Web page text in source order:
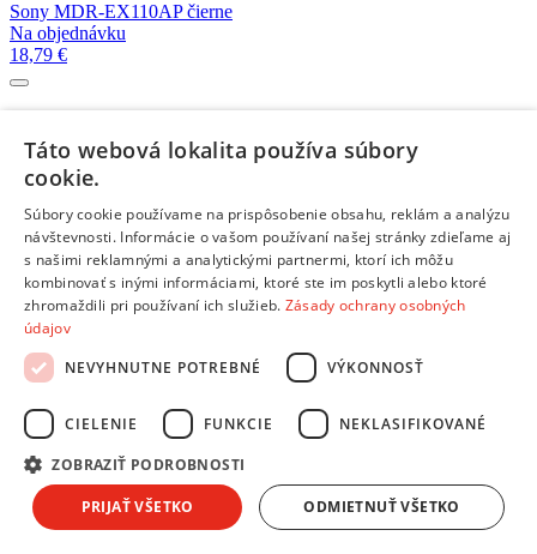
Sony MDR-EX110AP čierne
Na objednávku
18,79 €
Skladom 5 a viac kusov
12,90 €
JBL T110 modré
Skladom 3 kusy
12,90 €
JBL T110 biele
Skladom 4 kusy
12,90 €
JBL T290 Silver
Na objednávku
29,90 €
Viac kompatibilných produktov z kategórie:Slúchadlá
Táto webová lokalita používa súbory
cookie.
Súbory cookie používame na prispôsobenie obsahu, reklám a analýzu
návštevnosti. Informácie o vašom používaní našej stránky zdieľame aj
s našimi reklamnými a analytickými partnermi, ktorí ich môžu
kombinovať s inými informáciami, ktoré ste im poskytli alebo ktoré
zhromaždili pri používaní ich služieb. Zásady ochrany osobných
údajov
NEVYHNUTNE POTREBNÉ
VÝKONNOSŤ
CIELENIE FUNKCIE NEKLASIFIKOVANÉ
ZOBRAZIŤ PODROBNOSTI
PRIJAŤ VŠETKO ODMIETNUŤ VŠETKO